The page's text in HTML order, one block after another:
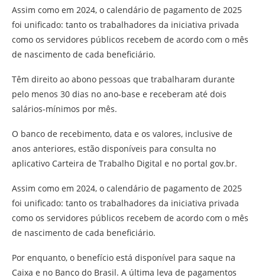
Assim como em 2024, o calendário de pagamento de 2025
foi unificado: tanto os trabalhadores da iniciativa privada
como os servidores públicos recebem de acordo com o mês
de nascimento de cada beneficiário.
Têm direito ao abono pessoas que trabalharam durante
pelo menos 30 dias no ano-base e receberam até dois
salários-mínimos por mês.
O banco de recebimento, data e os valores, inclusive de
anos anteriores, estão disponíveis para consulta no
aplicativo Carteira de Trabalho Digital e no portal gov.br.
Assim como em 2024, o calendário de pagamento de 2025
foi unificado: tanto os trabalhadores da iniciativa privada
como os servidores públicos recebem de acordo com o mês
de nascimento de cada beneficiário.
Por enquanto, o benefício está disponível para saque na
Caixa e no Banco do Brasil. A última leva de pagamentos